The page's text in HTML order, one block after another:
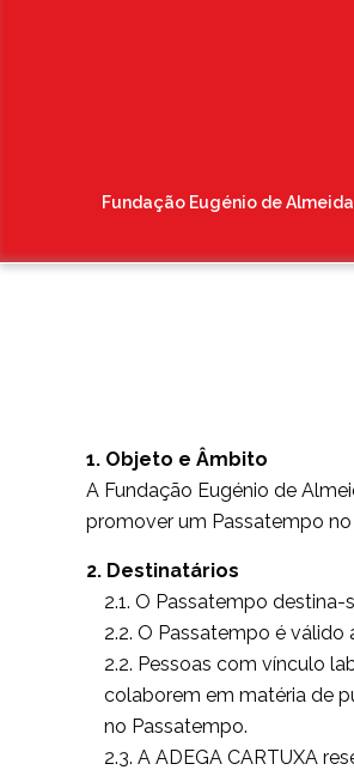
Fundação Eugénio de Almeida
1. Objeto e Âmbito
A Fundação Eugénio de
promover um Passatempo
2. Destinatários
2.1. O Passatempo
2.2. O Passatempo é
2.2. Pessoas com vínculo
colaborem em matéria de
no Passatempo.
2.3. A ADEGA CARTUXA